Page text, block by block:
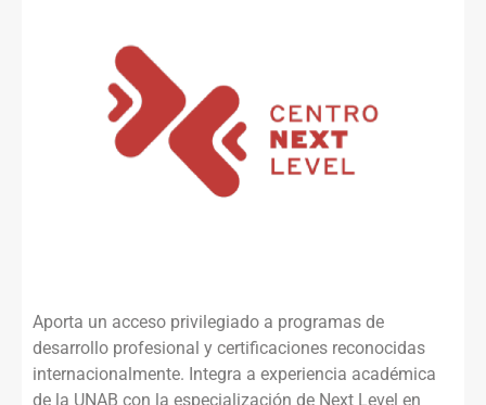
Aporta un acceso privilegiado a programas de
desarrollo profesional y certificaciones reconocidas
internacionalmente. Integra a experiencia académica
de la UNAB con la especialización de Next Level en